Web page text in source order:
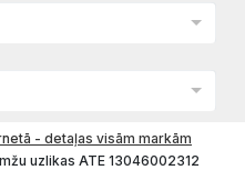
- detaļas visām markām
uzlikas ATE 13046002312